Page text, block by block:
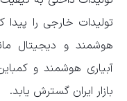
تولیدات خارجی را پیدا
هوشمند و دیجیتال
آبیاری هوشمند و
بازار ایران گسترش یابد.